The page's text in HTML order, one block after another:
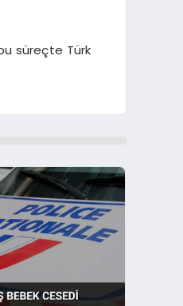
süreçte Türk